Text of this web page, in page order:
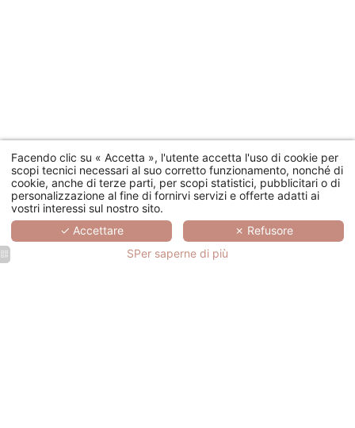
Facendo clic su « Accetta », l'utente accetta l'uso di cookie per
scopi tecnici necessari al suo corretto funzionamento, nonché di
cookie, anche di terze parti, per scopi statistici, pubblicitari o di
personalizzazione al fine di fornirvi servizi e offerte adatti ai
vostri interessi sul nostro sito.
✓ Accettare
✗ Refusore
SPer saperne di più